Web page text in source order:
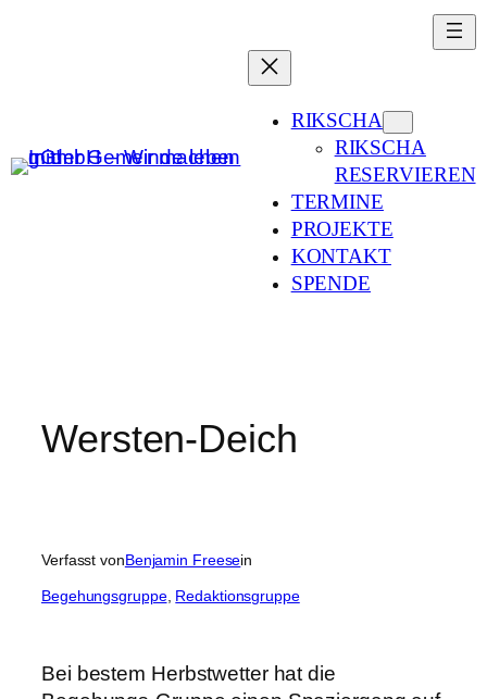
RIKSCHA
RIKSCHA
RESERVIEREN
TERMINE
PROJEKTE
KONTAKT
SPENDE
Wersten-Deich
Verfasst vonBenjamin Freesein
Begehungsgruppe, Redaktionsgruppe
Bei bestem Herbstwetter hat die